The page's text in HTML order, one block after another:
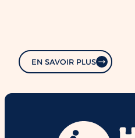
EN SAVOIR PLUS